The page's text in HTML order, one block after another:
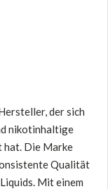
der sich
nikotinhaltige
Die Marke
Qualität
Mit einem